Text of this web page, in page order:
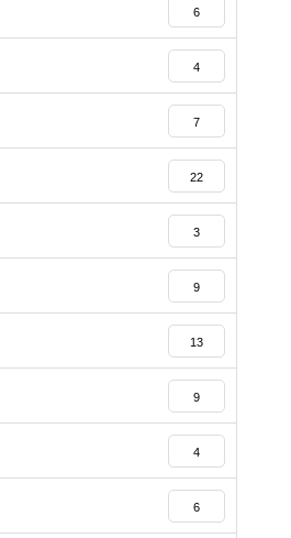
6
4
7
22
3
9
13
9
4
6